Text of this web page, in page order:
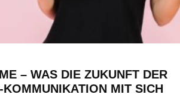
– WAS DIE ZUKUNFT DER
KOMMUNIKATION MIT SICH